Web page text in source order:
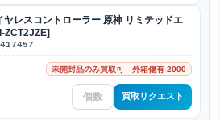
レスコントローラー 原神 リミテッドエ
ZCT2JZE]
未開封品のみ買取可 外箱傷有-2000
買取リクエスト